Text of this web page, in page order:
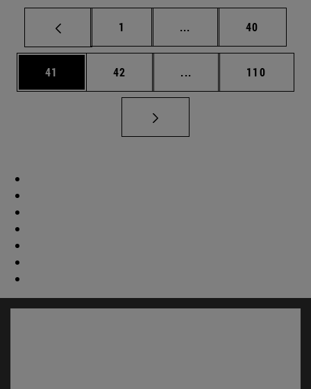
Página
1 ... Páginas intermedias
Página
40
Página
41 Página
42 ... Páginas intermedias
Página
110